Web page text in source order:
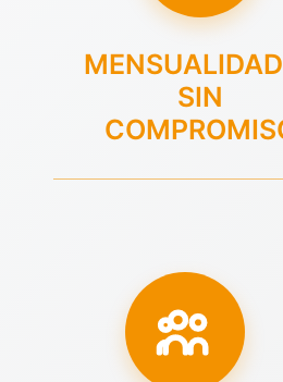
SIN